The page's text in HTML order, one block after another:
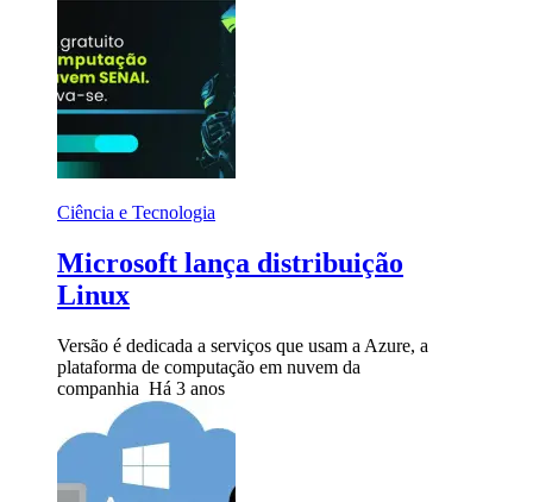
Ciência e Tecnologia
Microsoft lança distribuição
Linux
Versão é dedicada a serviços que usam a Azure, a
plataforma de computação em nuvem da
companhia Há 3 anos